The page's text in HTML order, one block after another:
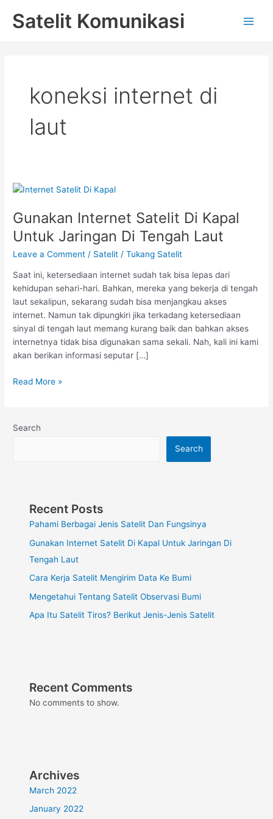
Satelit Komunikasi
koneksi internet di
laut
Gunakan Internet Satelit Di Kapal
Untuk Jaringan Di Tengah Laut
Leave a Comment / Satelit /Tukang Satelit
Saat ini, ketersediaan internet sudah tak bisa lepas dari
kehidupan sehari-hari. Bahkan, mereka yang bekerja di tengah
laut sekalipun, sekarang sudah bisa menjangkau akses
internet. Namun tak dipungkiri jika terkadang ketersediaan
sinyal di tengah laut memang kurang baik dan bahkan akses
internetnya tidak bisa digunakan sama sekali. Nah, kali ini kami
akan berikan informasi seputar […]
Gunakan
Satelit
Di
Kapal
Untuk
Tengah
Read More »
Search
Search
Recent Posts
Pahami Berbagai Jenis Satelit Dan Fungsinya
Gunakan Internet Satelit Di Kapal Untuk Jaringan Di
Tengah Laut
Cara Kerja Satelit Mengirim Data Ke Bumi
Mengetahui Tentang Satelit Observasi Bumi
Apa Itu Satelit Tiros? Berikut Jenis-Jenis Satelit
Recent Comments
No comments to show.
Archives
March 2022
January 2022